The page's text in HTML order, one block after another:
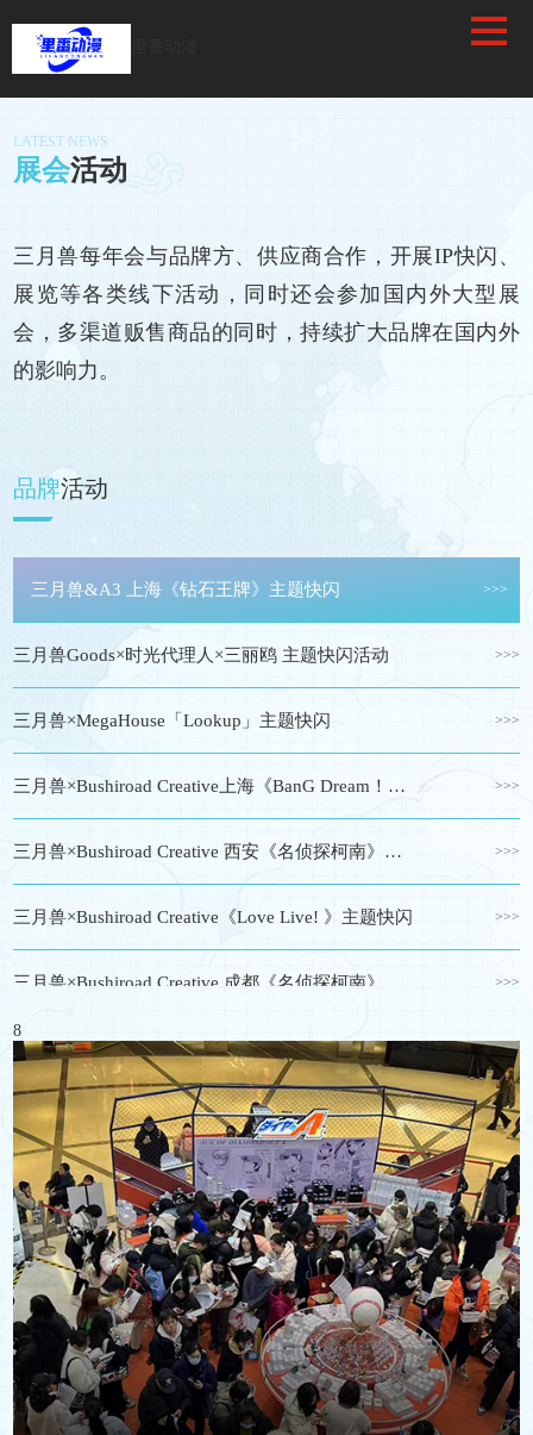
LATEST NEWS
展会活动
三月兽每年会与品牌方、供应商合作，开展IP快闪、
展览等各类线下活动，同时还会参加国内外大型展
会，多渠道贩售商品的同时，持续扩大品牌在国内外
的影响力。
品牌活动
三月兽&A3 上海《钻石王牌》主题快闪 >>>
三月兽Goods×时光代理人×三丽鸥 主题快闪活动 >>>
三月兽×MegaHouse「Lookup」主题快闪 >>>
三月兽×Bushiroad Creative上海《BanG Dream！》主题快闪 >>>
三月兽×Bushiroad Creative 西安《名侦探柯南》主题快闪 >>>
三月兽×Bushiroad Creative《Love Live! 》主题快闪 >>>
>>>
>>>
三月兽×Bushiroad Creative《BanG Dream！》主题快闪 >>>
《偶像梦幻祭2》“绽放的纯白浪漫”特别快闪 >>>
三月兽品牌快闪店 >>>
三月兽×Y Line 《蓝色监狱》阿拉伯风系列线下打卡活动 >>>
三月兽×昭和笔记 《蓝色监狱》飞行员系列线下打卡活动 >>>
8